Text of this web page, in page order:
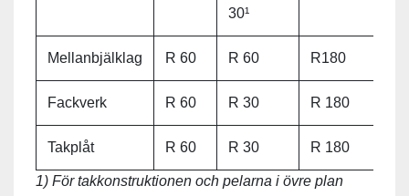
30¹
Mellanbjälklag R 60 R 60 R180
Fackverk R 60 R 30 R 180
Takplåt R 60 R 30 R 180
1) För takkonstruktionen och pelarna i övre plan